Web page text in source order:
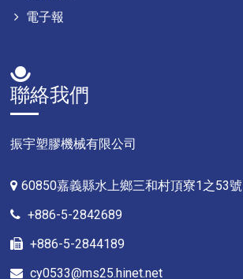
電子報
聯絡我們
振宇塑膠機械有限公司
60850嘉義縣水上鄉三和村頂寮1之53號
+886-5-2842689
+886-5-2844189
cy0533@ms25.hinet.net